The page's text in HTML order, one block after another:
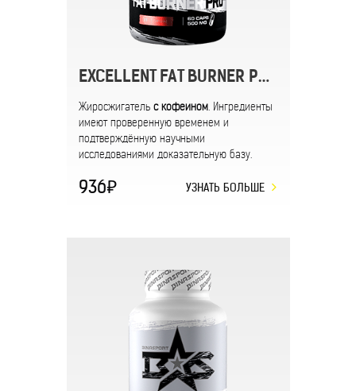
EXCELLENT FAT BURNER PRO (c кофеином)
Жиросжигатель с кофеином. Ингредиенты
имеют проверенную временем и
подтверждённую научными
исследованиями доказательную базу.
936 УЗНАТЬ БОЛЬШЕ